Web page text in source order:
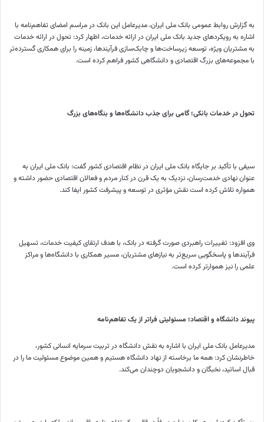
به گزارش روابط عمومی بانک ملی ایران، مدیرعامل این بانک در مراسم امضای تفاهم‌نامه با
اشاره به رویکردهای جدید بانک ملی ایران در ارائه خدمات، اظهار کرد: تحول در ارائه خدمات
به مشتریان ویژه، توسعه زیرساخت‌ها و چابک‌سازی فرآیندها، زمینه را برای همکاری گسترده‌تر
با مجموعه‌های بزرگ اقتصادی و دانشگاهی کشور فراهم کرده است.
تحول در خدمات بانکی؛ گامی برای جذب دانشگاه‌ها و بنگاه‌های بزرگ
سیفی با تأکید بر جایگاه بانک ملی ایران در نظام اقتصادی کشور گفت: بانک ملی ایران به
عنوان نهادی خدمت‌رسان، نزدیک به یک قرن در کنار مردم و فعالان اقتصادی حضور داشته و
همواره تلاش کرده است نقش مؤثری در توسعه و پیشرفت کشور ایفا کند.
وی افزود: تغییرات راهبردی صورت‌ گرفته در بانک، با هدف ارتقای کیفیت خدمات، تسهیل
فرآیندها و پاسخگویی سریع‌تر به نیازهای مشتریان، مسیر همکاری با دانشگاه‌ها و مراکز
علمی را نیز هموارتر کرده است.
پیوند دانشگاه و اقتصاد؛ مسئولیتی فراتر از یک تفاهم‌نامه
مدیرعامل بانک ملی ایران با اشاره به نقش دانشگاه در تربیت سرمایه انسانی کشور،
خاطرنشان کرد: همه ما برخاسته از نهاد دانشگاه هستیم و همین موضوع مسئولیت ما را در
قبال اساتید، نخبگان و دانشجویان دوچندان می‌کند.